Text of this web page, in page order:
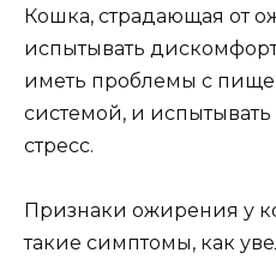
Кошка, страдающая от
испытывать
иметь проблемы с
системой, и
стресс.
Признаки ожирения у
такие симптомы, как